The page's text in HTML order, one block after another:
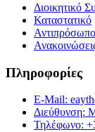
Διοικητικό
Καταστατικό
Πληροφορίες
E-Mail:
Διεύθυνση:
Τηλέφωνο: